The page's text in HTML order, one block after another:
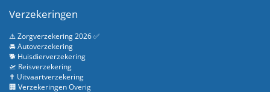
Verzekeringen
⚠️ Zorgverzekering 2026 ✅
🚘 Autoverzekering
🐕 Huisdierverzekering
🛫 Reisverzekering
✝️ Uitvaartverzekering
🏢 Verzekeringen Overig